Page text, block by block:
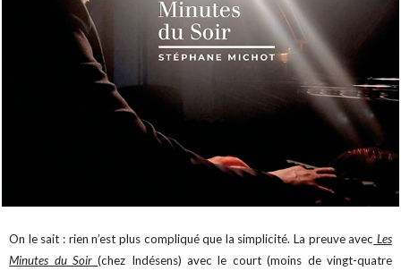
On le sait : rien n’est plus compliqué que la simplicité. La preuve avec Les
Minutes du Soir(chez Indésens) avec le court (moins de vingt-quatre